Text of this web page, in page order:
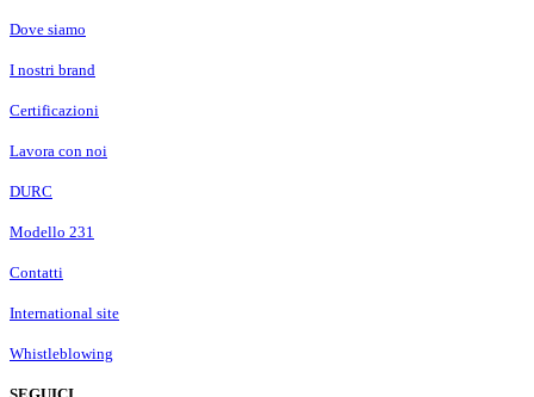
Dove siamo
I nostri brand
Certificazioni
Lavora con noi
DURC
Modello 231
Contatti
International site
Whistleblowing